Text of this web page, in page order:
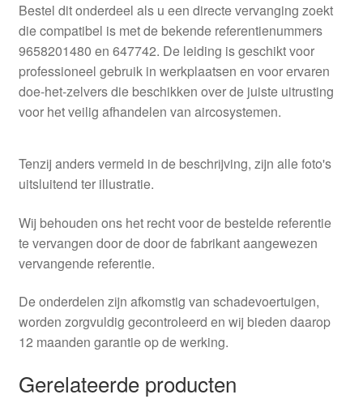
Bestel dit onderdeel als u een directe vervanging zoekt
die compatibel is met de bekende referentienummers
9658201480 en 647742. De leiding is geschikt voor
professioneel gebruik in werkplaatsen en voor ervaren
doe-het-zelvers die beschikken over de juiste uitrusting
voor het veilig afhandelen van aircosystemen.
Tenzij anders vermeld in de beschrijving, zijn alle foto's
uitsluitend ter illustratie.
Wij behouden ons het recht voor de bestelde referentie
te vervangen door de door de fabrikant aangewezen
vervangende referentie.
De onderdelen zijn afkomstig van schadevoertuigen,
worden zorgvuldig gecontroleerd en wij bieden daarop
12 maanden garantie op de werking.
Gerelateerde producten